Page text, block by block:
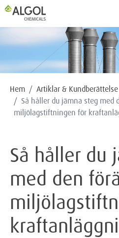
Hem
Artiklar & Kundberättelse
Så håller du jämna steg med
miljölagstiftningen för
Så håller du
med den